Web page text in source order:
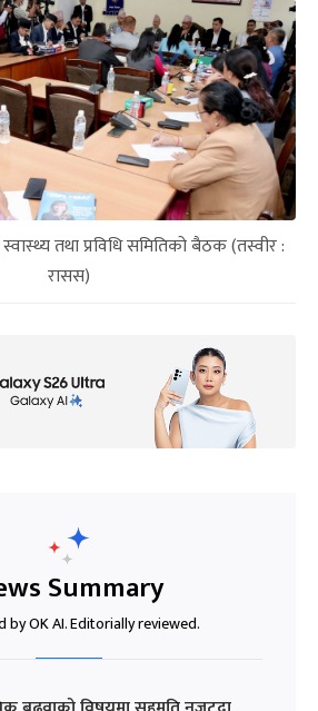
तथा प्रविधि समितिको बैठक (तस्वीर :
रासस)
Summary
by OK AI. Editorially reviewed.